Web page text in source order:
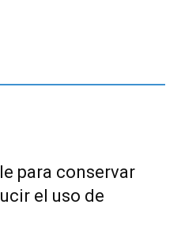
para conservar
el uso de